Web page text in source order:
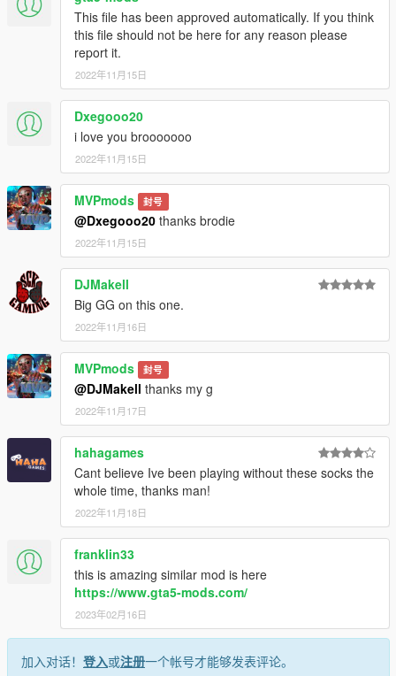
This file has been approved automatically. If you think
this file should not be here for any reason please
report it.
2022年11月15日
Dxegooo20
i love you brooooooo
2022年11月15日
MVPmods 封号
@Dxegooo20 thanks brodie
2022年11月15日
DJMakell
Big GG on this one.
2022年11月16日
MVPmods 封号
@DJMakell thanks my g
2022年11月17日
hahagames
Cant believe Ive been playing without these socks the
whole time, thanks man!
2022年11月18日
franklin33
this is amazing similar mod is here
https://www.gta5-mods.com/
2023年02月16日
加入对话！ 登入或注册一个帐号才能够发表评论。